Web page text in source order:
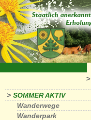
>
> SOMMER AKTIV
Wanderwege
Wanderpark